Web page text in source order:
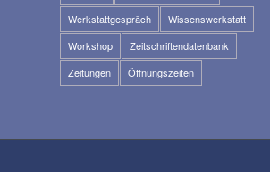
Werkstattgespräch
Wissenswerkstatt
Workshop
Zeitschriftendatenbank
Zeitungen
Öffnungszeiten